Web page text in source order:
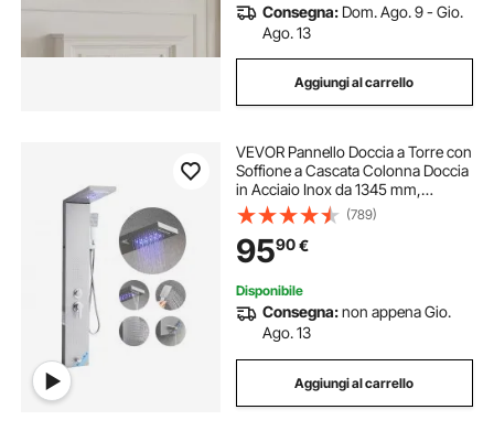
Consegna: Dom. Ago. 9 - Gio.
Ago. 13
Aggiungi al carrello
VEVOR Pannello Doccia a Torre con
Soffione a Cascata Colonna Doccia
in Acciaio Inox da 1345 mm,
Rubinetto a 5 Funzioni, Sistema di
Massaggio a Pioggia da Parete, con
Doccetta, Beccuccio per Vasca
(789)
9590€
Disponibile
Consegna:non appena Gio.
Ago. 13
Aggiungi al carrello